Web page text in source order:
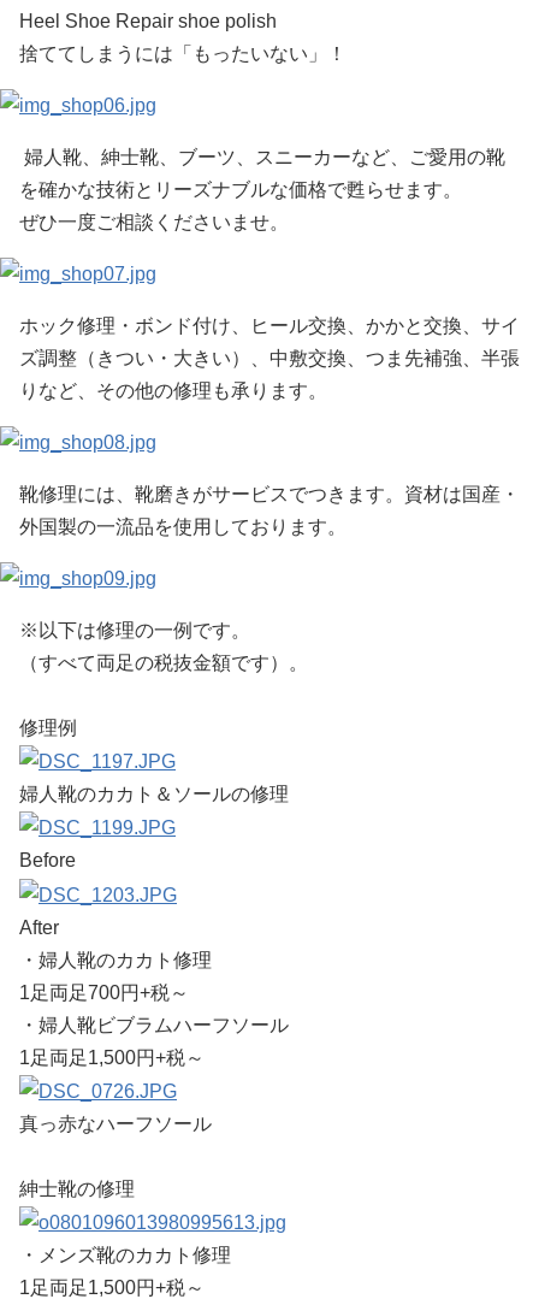
Heel Shoe Repair shoe polish
捨ててしまうには「もったいない」！
婦人靴、紳士靴、ブーツ、スニーカーなど、ご愛用の靴
を確かな技術とリーズナブルな価格で甦らせます。
ぜひ一度ご相談くださいませ。
ホック修理・ボンド付け、ヒール交換、かかと交換、サイ
ズ調整（きつい・大きい）、中敷交換、つま先補強、半張
りなど、その他の修理も承ります。
靴修理には、靴磨きがサービスでつきます。資材は国産・
外国製の一流品を使用しております。
※以下は修理の一例です。
（すべて両足の税抜金額です）。
修理例
婦人靴のカカト＆ソールの修理
Before
After
・婦人靴のカカト修理
1足両足700円+税～
・婦人靴ビブラムハーフソール
1足両足1,500円+税～
真っ赤なハーフソール
紳士靴の修理
・メンズ靴のカカト修理
1足両足1,500円+税～